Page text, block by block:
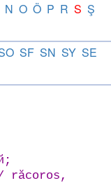
N O Ö P R S Ş
SF SN SY SE
/ răcoros,